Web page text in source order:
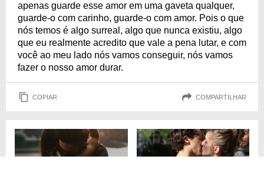
apenas guarde esse amor em uma gaveta qualquer,
guarde-o com carinho, guarde-o com amor. Pois o que
nós temos é algo surreal, algo que nunca existiu, algo
que eu realmente acredito que vale a pena lutar, e com
você ao meu lado nós vamos conseguir, nós vamos
fazer o nosso amor durar.
COPIAR COMPARTILHAR